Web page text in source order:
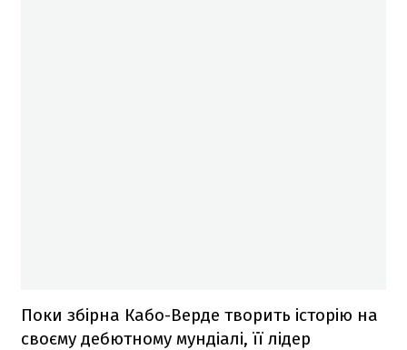
Поки збірна Кабо-Верде творить історію на
своєму дебютному мундіалі, її лідер